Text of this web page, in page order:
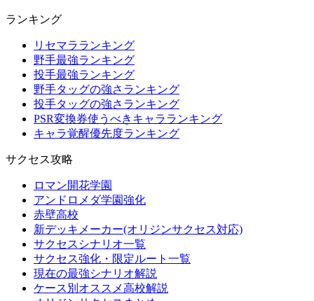
ランキング
リセマラランキング
野手最強ランキング
投手最強ランキング
野手タッグの強さランキング
投手タッグの強さランキング
PSR変換券使うべきキャラランキング
キャラ覚醒優先度ランキング
サクセス攻略
ロマン開花学園
アンドロメダ学園強化
赤壁高校
新デッキメーカー(オリジンサクセス対応)
サクセスシナリオ一覧
サクセス強化・限定ルート一覧
現在の最強シナリオ解説
ケース別オススメ高校解説